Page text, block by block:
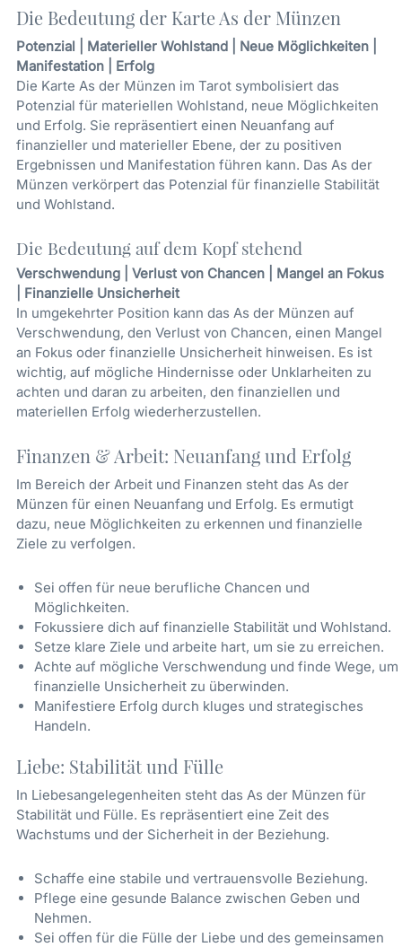
Die Bedeutung der Karte As der Münzen
Potenzial | Materieller Wohlstand | Neue Möglichkeiten |
Manifestation | Erfolg
Die Karte As der Münzen im Tarot symbolisiert das
Potenzial für materiellen Wohlstand, neue Möglichkeiten
und Erfolg. Sie repräsentiert einen Neuanfang auf
finanzieller und materieller Ebene, der zu positiven
Ergebnissen und Manifestation führen kann. Das As der
Münzen verkörpert das Potenzial für finanzielle Stabilität
und Wohlstand.
Die Bedeutung auf dem Kopf stehend
Verschwendung | Verlust von Chancen | Mangel an Fokus
| Finanzielle Unsicherheit
In umgekehrter Position kann das As der Münzen auf
Verschwendung, den Verlust von Chancen, einen Mangel
an Fokus oder finanzielle Unsicherheit hinweisen. Es ist
wichtig, auf mögliche Hindernisse oder Unklarheiten zu
achten und daran zu arbeiten, den finanziellen und
materiellen Erfolg wiederherzustellen.
Finanzen & Arbeit: Neuanfang und Erfolg
Im Bereich der Arbeit und Finanzen steht das As der
Münzen für einen Neuanfang und Erfolg. Es ermutigt
dazu, neue Möglichkeiten zu erkennen und finanzielle
Ziele zu verfolgen.
Sei offen für neue berufliche Chancen und
Möglichkeiten.
Fokussiere dich auf finanzielle Stabilität und Wohlstand.
Setze klare Ziele und arbeite hart, um sie zu erreichen.
Achte auf mögliche Verschwendung und finde Wege, um
finanzielle Unsicherheit zu überwinden.
Manifestiere Erfolg durch kluges und strategisches
Handeln.
Liebe: Stabilität und Fülle
In Liebesangelegenheiten steht das As der Münzen für
Stabilität und Fülle. Es repräsentiert eine Zeit des
Wachstums und der Sicherheit in der Beziehung.
Schaffe eine stabile und vertrauensvolle Beziehung.
Pflege eine gesunde Balance zwischen Geben und
Nehmen.
Sei offen für die Fülle der Liebe und des gemeinsamen